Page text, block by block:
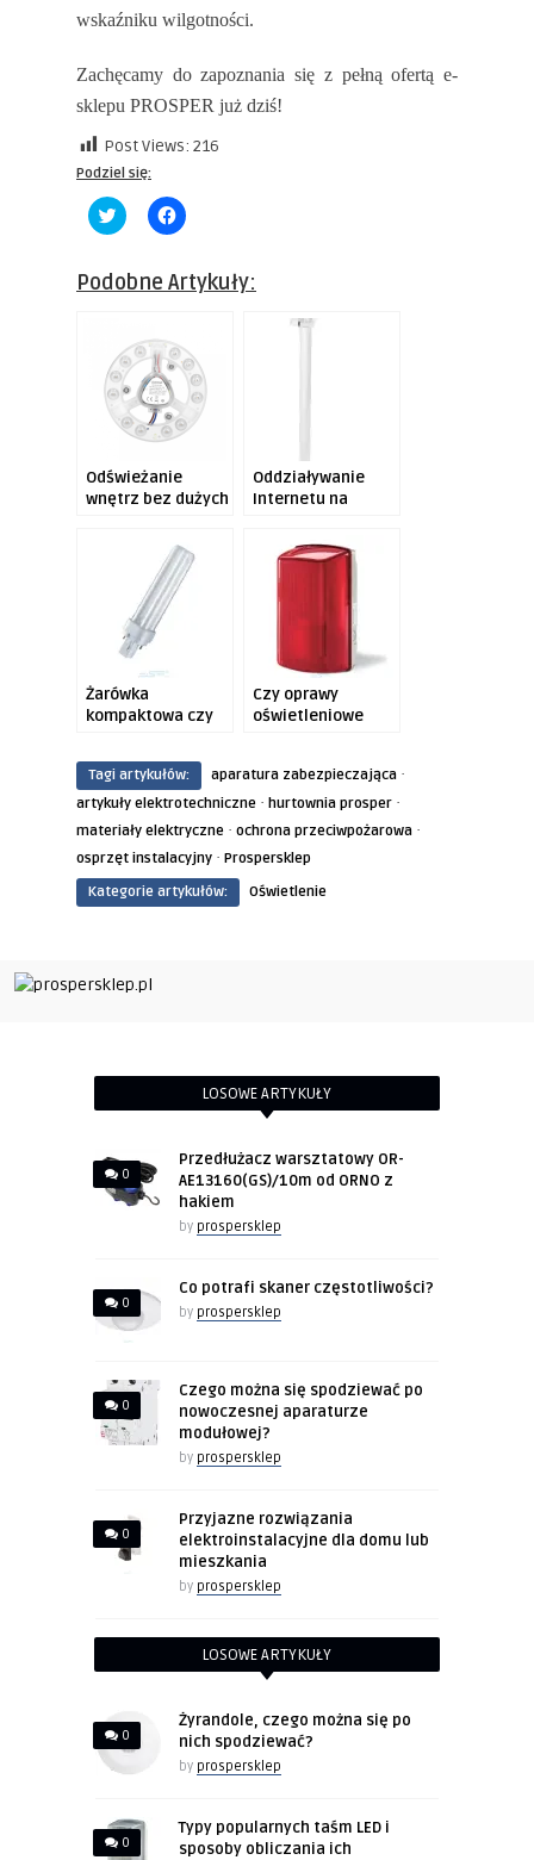
wskaźniku wilgotności.
Zachęcamy do zapoznania się z pełną ofertą e-
sklepu PROSPER już dziś!
Post Views: 216
Podziel się:
Click
to
Twitter
(Opens
window)
Click
to
Facebook
(Opens
Podobne Artykuły:
Odświeżanie
wnętrz bez dużych
finansowych. Jak
to zrobić?
Oddziaływanie
Internetu na
codzienność i
popandemiczną
rzeczywistość
Żarówka
kompaktowa czy
ich wady i zalety
Czy oprawy
oświetleniowe
Tagi artykułów: aparatura zabezpieczająca ·
artykuły elektrotechniczne · hurtownia prosper ·
materiały elektryczne · ochrona przeciwpożarowa ·
osprzęt instalacyjny · Prospersklep
Kategorie artykułów:
Oświetlenie
LOSOWE ARTYKUŁY
0
Przedłużacz warsztatowy OR-
AE13160(GS)/10m od ORNO z
hakiem
by prospersklep
0
Co potrafi skaner częstotliwości?
by prospersklep
0
Czego można się spodziewać po
nowoczesnej aparaturze
modułowej?
by prospersklep
0
Przyjazne rozwiązania
elektroinstalacyjne dla domu lub
mieszkania
by prospersklep
LOSOWE ARTYKUŁY
0
Żyrandole, czego można się po
nich spodziewać?
by prospersklep
0
Typy popularnych taśm LED i
sposoby obliczania ich